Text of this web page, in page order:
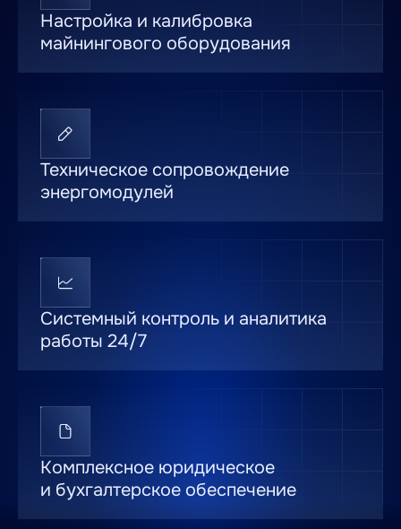
Настройка и калибровка
майнингового оборудования
Техническое сопровождение
энергомодулей
Системный контроль и аналитика
работы 24/7
Комплексное юридическое
и бухгалтерское обеспечение